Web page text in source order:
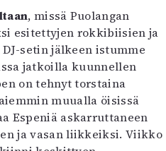
, missä Puolangan
esitettyjen rokkibiisien ja
setin jälkeen istumme
jatkoilla kuunnellen
on tehnyt torstaina
muualla öisissä
Espeniä askarruttaneen
ja vasan liikkeiksi. Viikko